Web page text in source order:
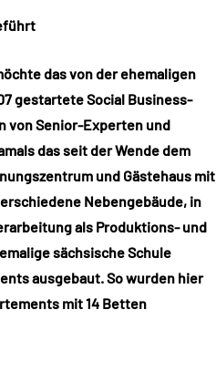
das von der ehemaligen
gestartete Social Business-
von Senior-Experten und
das seit der Wende dem
und Gästehaus mit
Nebengebäude, in
als Produktions- und
sächsische Schule
ausgebaut. So wurden hier
mit 14 Betten